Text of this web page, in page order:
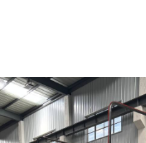
консультацию